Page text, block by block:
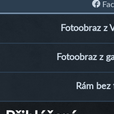
Fotoobraz z
Fotoobraz z
Rám